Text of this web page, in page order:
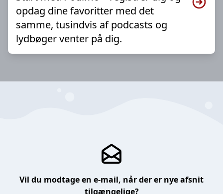
opdag dine favoritter med det
samme, tusindvis af podcasts og
lydbøger venter på dig.
Vil du modtage en e-mail, når der er nye afsnit
tilgængelige?